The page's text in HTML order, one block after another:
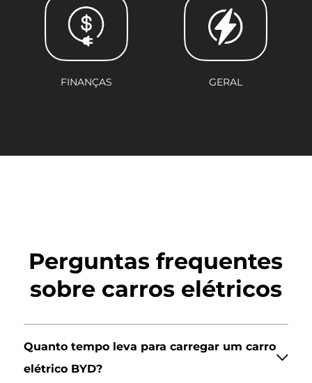
FINANÇAS GERAL
Perguntas frequentes
sobre carros elétricos
Quanto tempo leva para carregar um carro
elétrico BYD?